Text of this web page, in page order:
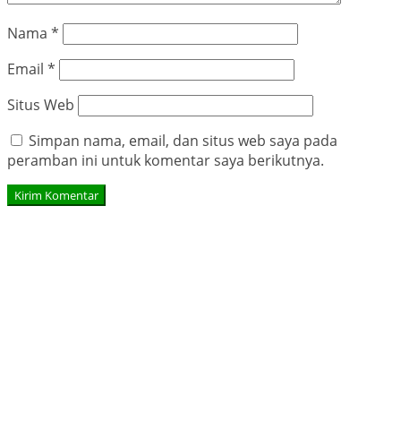
Nama *
Email *
Situs Web
Simpan nama, email, dan situs web saya pada
peramban ini untuk komentar saya berikutnya.